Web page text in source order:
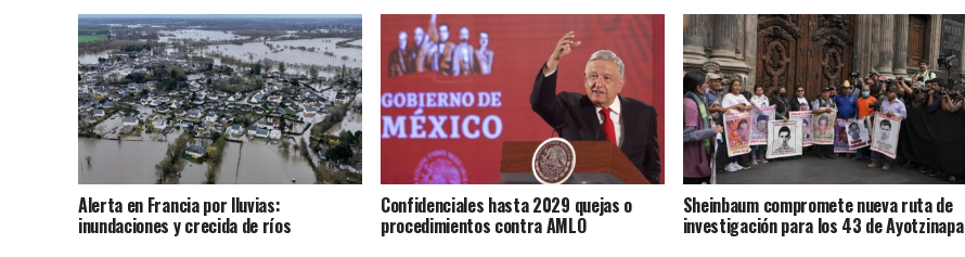
Alerta en Francia por lluvias:
inundaciones y crecida de ríos
Confidenciales hasta 2029 quejas o
procedimientos contra AMLO
Sheinbaum compromete nueva ruta de
investigación para los 43 de Ayotzinapa